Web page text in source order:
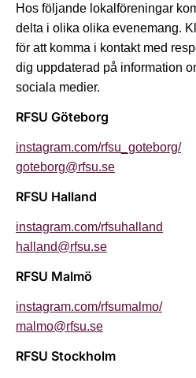
Hos följande lokalföreningar
delta i olika olika evenemang.
för att komma i kontakt med
dig uppdaterad på information
sociala medier.
RFSU Göteborg
instagram.com/rfsu_goteborg/
goteborg@rfsu.se
RFSU Halland
instagram.com/rfsuhalland
halland@rfsu.se
RFSU Malmö
instagram.com/rfsumalmo/
malmo@rfsu.se
RFSU Stockholm